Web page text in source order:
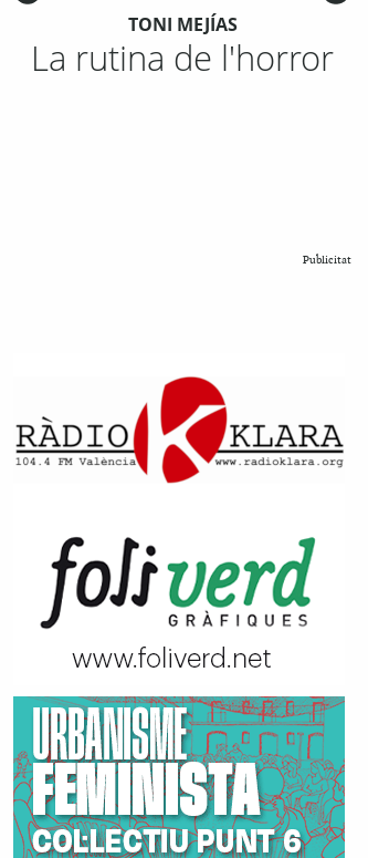
TONI MEJÍAS
La rutina de l'horror
Publicitat